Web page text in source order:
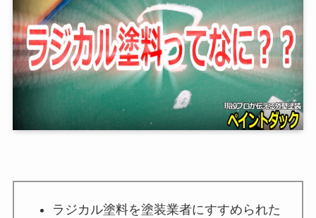
ラジカル塗料を塗装業者にすすめられた